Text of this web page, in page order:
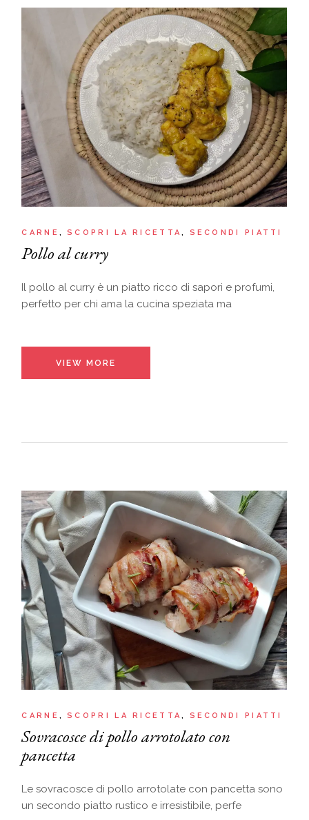
CARNE SCOPRI LA RICETTA SECONDI PIATTI
Pollo al curry
Il pollo al curry è un piatto ricco di sapori e profumi,
perfetto per chi ama la cucina speziata ma
VIEW MORE
CARNE SCOPRI LA RICETTA SECONDI PIATTI
Sovracosce di pollo arrotolato con
pancetta
Le sovracosce di pollo arrotolate con pancetta sono
un secondo piatto rustico e irresistibile, perfe